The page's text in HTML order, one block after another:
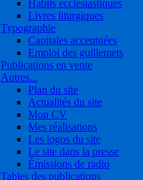
Habits ecclésiastiques
Livres liturgiques
Typographie
Capitales accentuées
Emploi des guillemets
Publications en vente
Autres...
Plan du site
Actualités du site
Mon CV
Mes réalisations
Les logos du site
Le site dans la presse
Émissions de radio
Tables des publications